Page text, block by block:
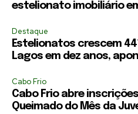
estelionato imobiliário
Destaque
Estelionatos crescem
Lagos em dez anos,
Cabo Frio
Cabo Frio abre
Queimado do Mês da